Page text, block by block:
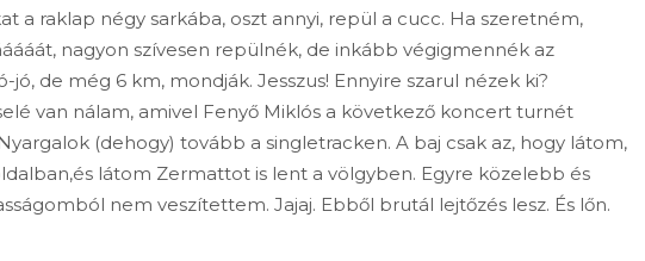
a raklap négy sarkába, oszt annyi, repül a cucc. Ha szeretném,
nagyon szívesen repülnék, de inkább végigmennék az
de még 6 km, mondják. Jesszus! Ennyire szarul nézek ki?
van nálam, amivel Fenyő Miklós a következő koncert turnét
(dehogy) tovább a singletracken. A baj csak az, hogy látom,
látom Zermattot is lent a völgyben. Egyre közelebb és
nem veszítettem. Jajaj. Ebből brutál lejtőzés lesz. És lőn.